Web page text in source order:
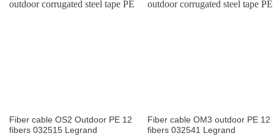
Fiber cable OS2 Outdoor PE 12
fibers 032515 Legrand
Fiber cable OM3 outdoor PE 12
fibers 032541 Legrand